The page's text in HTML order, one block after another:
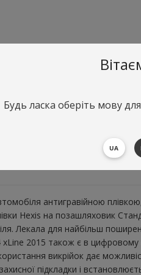
антигравійною
Hexis на позашляховик
Лекала для найбільш
2015 також є в
викрійок дає
підкладки і
Будь ласка оберіть мову
UA